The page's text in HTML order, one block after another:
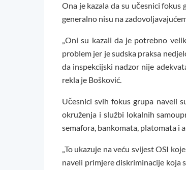
Ona je kazala da su učesnici
generalno nisu na
„Oni su kazali da je potrebno
problem jer je sudska praksa
da inspekcijski nadzor nije
rekla je Bošković.
Učesnici svih fokus grupa naveli
okruženja i službi lokalnih
semafora, bankomata, platomata i
„To ukazuje na veću svijest OSI
naveli primjere diskriminacije koja